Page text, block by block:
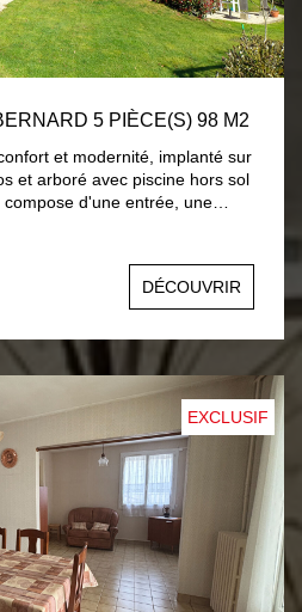
5 PIÈCE(S) 98 M2
et modernité, implanté sur
et arboré avec piscine hors sol
d'une entrée, une
surplombant le jardin avec
Une mezzanine accueille
, salle de bains et wc.
usage de chambre ou salon
et lingerie. En côté :
chauffant électrique et
roulants solaires. A
DÉCOUVRIR
EXCLUSIF